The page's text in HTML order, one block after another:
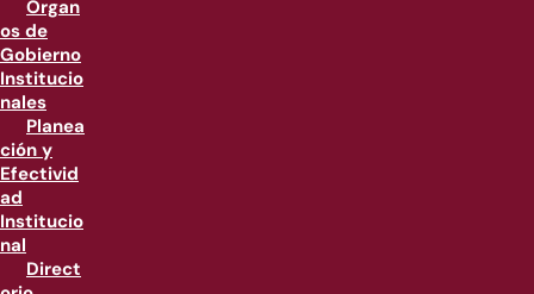
Órgan
os de
Gobierno
Institucio
nales
Planea
ción y
Efectivid
ad
Institucio
nal
Direct